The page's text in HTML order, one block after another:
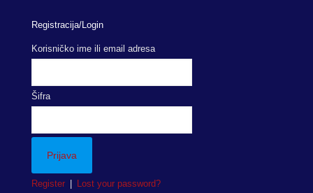
Registracija/Login
Korisničko ime ili email adresa
Šifra
Register Lost your password?